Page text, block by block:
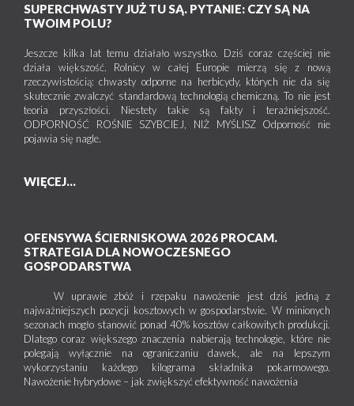
SUPERCHWASTY JUŻ TU SĄ. PYTANIE: CZY SĄ NA
TWOIM POLU?
Jeszcze kilka lat temu działało wszystko. Dziś coraz częściej nie
działa większość. Rolnicy w całej Europie mierzą się z nową
rzeczywistością: chwasty odporne na herbicydy, których nie da się
skutecznie zwalczyć standardową technologią chemiczną. To nie jest
teoria przyszłości. Niestety takie są fakty i teraźniejszość.
ODPORNOŚĆ ROŚNIE SZYBCIEJ, NIŻ MYŚLISZ Odporność nie
pojawia się nagle.
WIĘCEJ...
OFENSYWA ŚCIERNISKOWA 2026 PROCAM.
STRATEGIA DLA NOWOCZESNEGO
GOSPODARSTWA
W uprawie zbóż i rzepaku nawożenie jest dziś jedną z
najważniejszych pozycji kosztowych w gospodarstwie. W minionych
sezonach mogło stanowić ponad 40% kosztów całkowitych produkcji.
Dlatego coraz większego znaczenia nabierają technologie, które nie
polegają wyłącznie na ograniczaniu dawek, ale na lepszym
wykorzystaniu każdego kilograma składnika pokarmowego.
Nawożenie hybrydowe – jak zwiększyć efektywność nawożenia